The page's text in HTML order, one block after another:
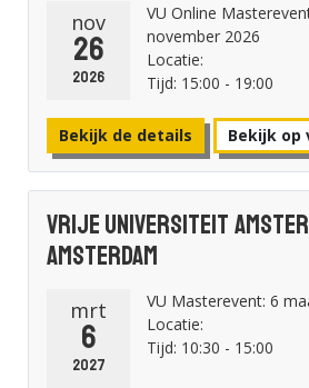
nov
26
2026
VU Online
november 2026
Locatie:
Tijd: 15:00 - 19:00
Bekijk de details Bekijk op
Vrije Universiteit
Amsterdam
mrt
6
2027
VU Masterevent: 6
Locatie:
Tijd: 10:30 - 15:00